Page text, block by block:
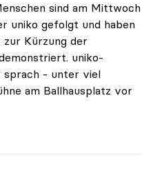
sind am Mittwoch
uniko gefolgt und haben
zur Kürzung der
uniko-
sprach - unter viel
am Ballhausplatz vor
Rede von